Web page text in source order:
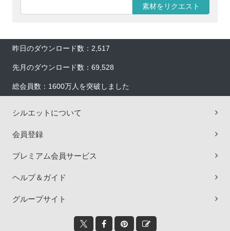
素材をリクエスト
昨日のダウンロード数：2,517
先月のダウンロード数：69,528
総会員数：1600万人を突破しました
シルエットについて
会員登録
プレミアム会員サービス
ヘルプ＆ガイド
グループサイト